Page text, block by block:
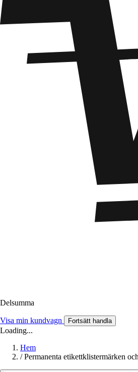
Delsumma
Visa min kundvagn Fortsätt handla
Loading...
Hem
/ Permanenta etikettklistermärken